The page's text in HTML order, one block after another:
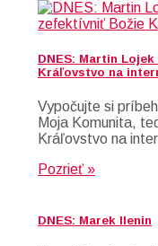
DNES: Martin
Kráľovstvo na
Vypočujte si
Moja Komunita,
Kráľovstvo na
Pozrieť »
DNES: Marek Ilenin